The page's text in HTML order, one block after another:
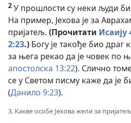
2 У прошлости су неки људи
На пример, Јехова је за
пријатељ. (Прочитати Исаију
2:23.) Богу је такође био драг
за њега рекао да је човек по
апостолска 13:22). Слично
се у Светом писму каже да је
(Данило 9:23).
3. Какве особе Јехова жели за